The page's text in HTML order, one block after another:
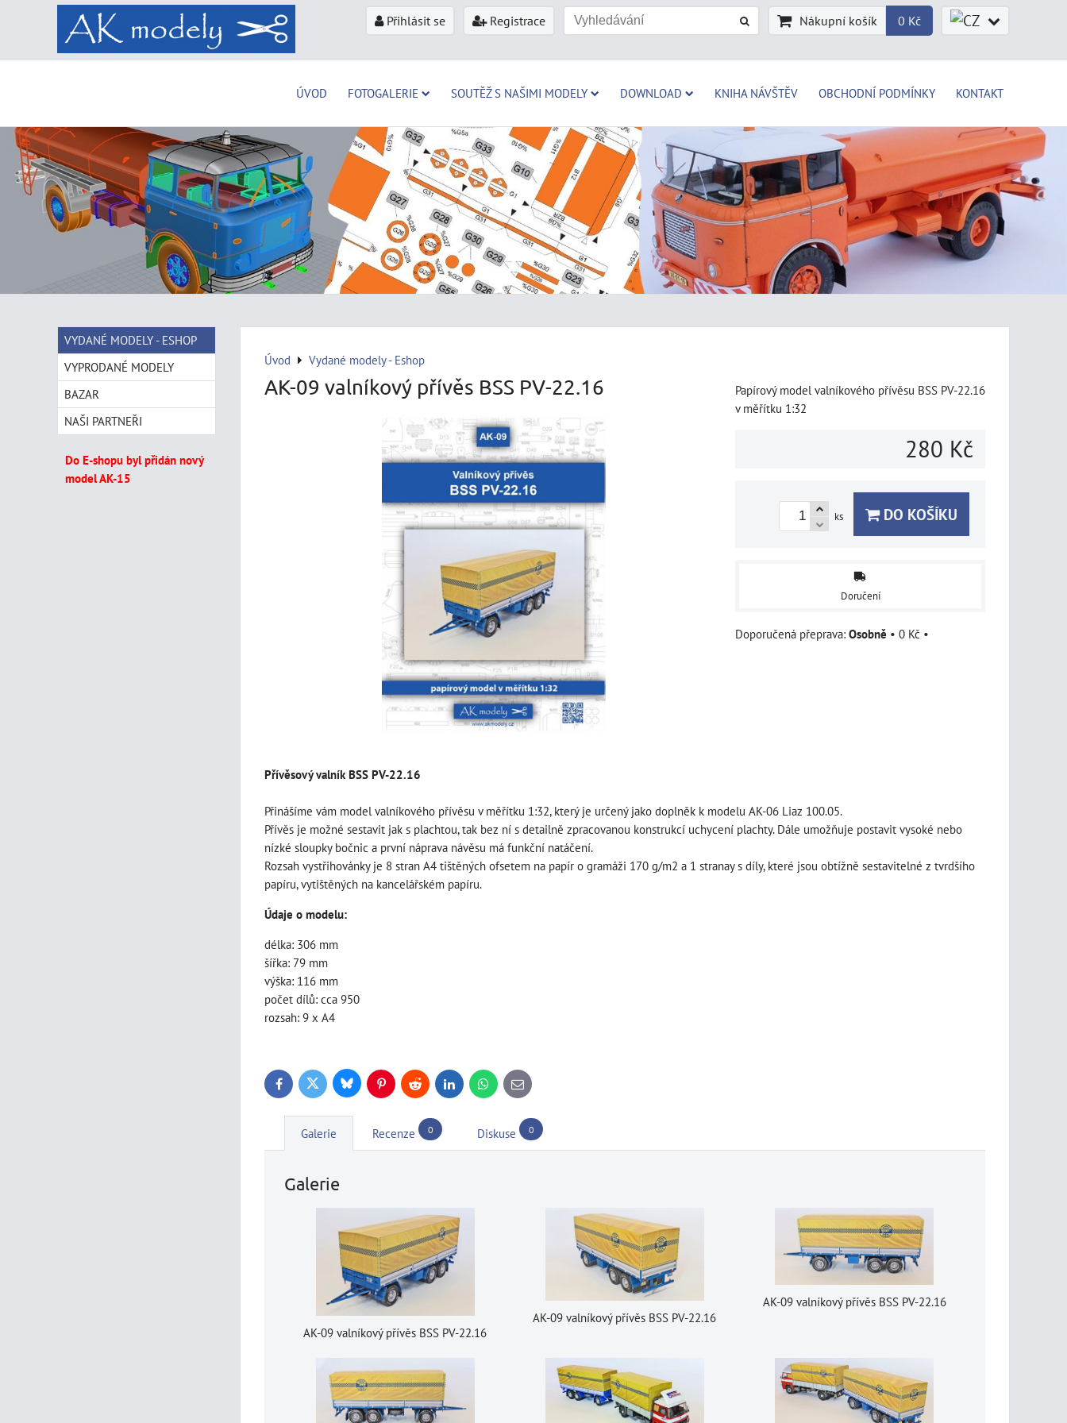
Přihlásit se Registrace Nákupní košík 0 Kč
ÚVOD FOTOGALERIE SOUTĚŽ S NAŠIMI MODELY DOWNLOAD KNIHA NÁVŠTĚV OBCHODNÍ PODMÍNKY KONTAKT
Úvod Vydané modely - Eshop
AK-09 valníkový přívěs BSS PV-22.16
Papírový model valníkového přívěsu BSS PV-22.16
v měřítku 1:32
280 Kč
ks DO KOŠÍKU
Doručení
Osobně • 0 Kč •
Přívěsový valník BSS PV-22.16
Přinášíme vám model valníkového přívěsu v měřítku 1:32, který je určený jako doplněk k modelu AK-06 Liaz 100.05.
Přívěs je možné sestavit jak s plachtou, tak bez ní s detailně zpracovanou konstrukcí uchycení plachty. Dále umožňuje postavit vysoké nebo
nízké sloupky bočnic a první náprava návěsu má funkční natáčení.
Rozsah vystřihovánky je 8 stran A4 tištěných ofsetem na papír o gramáži 170 g/m2 a 1 stranay s díly, které jsou obtížně sestavitelné z tvrdšího
papíru, vytištěných na kancelářském papíru.
Údaje o modelu:
délka: 306 mm
šířka: 79 mm
výška: 116 mm
počet dílů: cca 950
rozsah: 9 x A4
FacebookTwitter BlueskyPinterestReddit LinkedInWhatsApp
E-
mail
Galerie Recenze 0 Diskuse 0
Galerie
AK-09 valníkový přívěs BSS PV-22.16
AK-09 valníkový přívěs BSS PV-22.16
AK-09 valníkový přívěs BSS PV-22.16
VYDANÉ MODELY - ESHOP
VYPRODANÉ MODELY
BAZAR
NAŠI PARTNEŘI
Do E-shopu byl přidán nový
model AK-15